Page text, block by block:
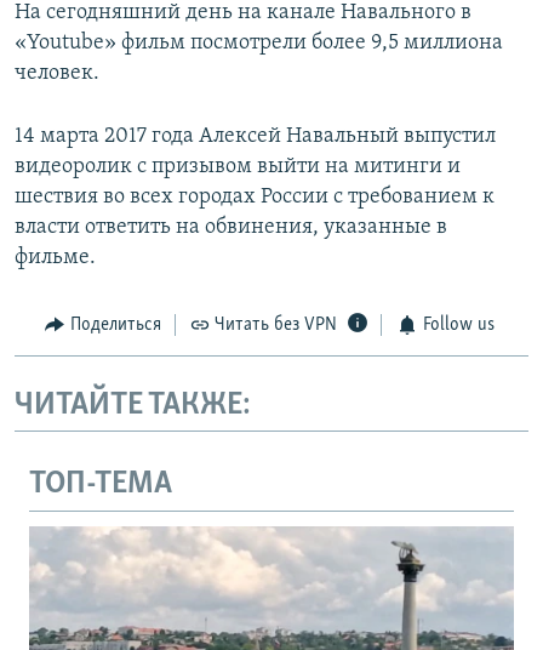
На сегодняшний день на канале Навального в
«Youtube» фильм посмотрели более 9,5 миллиона
человек.
14 марта 2017 года Алексей Навальный выпустил
видеоролик с призывом выйти на митинги и
шествия во всех городах России с требованием к
власти ответить на обвинения, указанные в
фильме.
Поделиться Читать без VPN Follow us
ЧИТАЙТЕ ТАКЖЕ:
ТОП-ТЕМА